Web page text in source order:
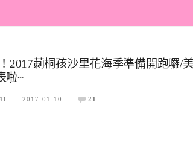
2017莿桐孩沙里花海季準備開跑囉/
啦~
2017-01-10 21